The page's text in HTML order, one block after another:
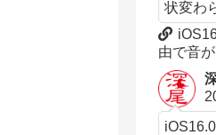
状変わ
由で音